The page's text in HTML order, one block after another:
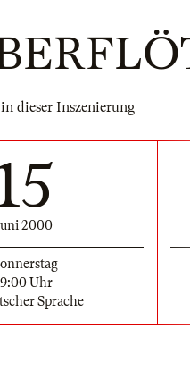
dieser Inszenierung
2000
Uhr
Sprache